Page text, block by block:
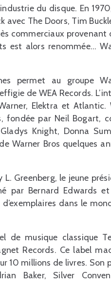
du disque. En
avec The Doors, Tim
commerciaux provenant
est alors renommée…
permet au groupe
de WEA Records.
Elektra et Atlantic.
fondée par Neil Bogart,
Knight, Donna
Warner Bros quelques
Greenberg, le jeune
par Bernard Edwards
dans le
de musique classique
Records. Ce label
10 millions de livres. Son
Baker, Silver